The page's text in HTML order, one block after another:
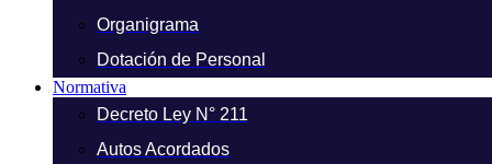
Organigrama
Dotación de Personal
Normativa
Decreto Ley N° 211
Autos Acordados